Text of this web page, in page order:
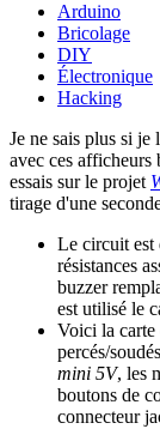
Arduino
Bricolage
DIY
Électronique
Hacking
Je ne sais plus si
avec ces afficheurs
essais sur le projet
tirage d'une
Le circuit est
résistances
buzzer
est utilisé le
Voici la carte
percés/
mini 5V, les
boutons de
connecteur